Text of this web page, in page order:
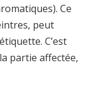
Ce
peut
C’est
partie affectée,